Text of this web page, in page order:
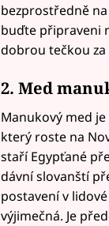
bezprostředně
buďte připraveni
dobrou tečkou
2. Med
Manukový med
který roste na
staří Egypťané
dávní slovanští
postavení v
výjimečná. Je